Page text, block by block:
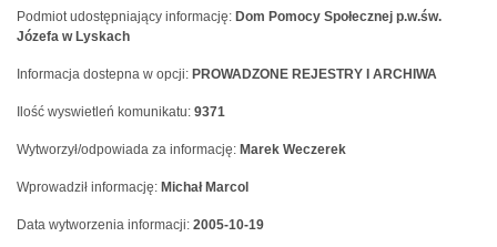
Podmiot udostępniający informację: Dom Pomocy Społecznej p.w.św.
Józefa w Lyskach
Informacja dostepna w opcji: PROWADZONE REJESTRY I ARCHIWA
Ilość wyswietleń komunikatu: 9371
Wytworzył/odpowiada za informację: Marek Weczerek
Wprowadził informację: Michał Marcol
Data wytworzenia informacji: 2005-10-19